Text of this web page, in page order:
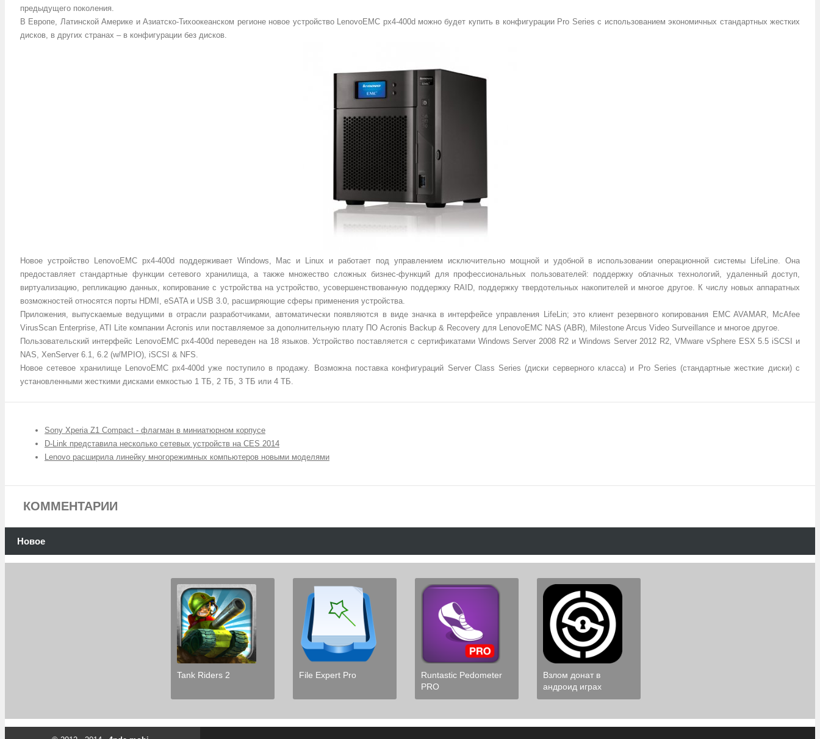
предыдущего поколения.
В Европе, Латинской Америке и Азиатско-Тихоокеанском регионе новое устройство LenovoEMC px4-400d можно будет купить в конфигурации Pro Series с использованием экономичных стандартных жестких
дисков, в других странах – в конфигурации без дисков.
Новое устройство LenovoEMC px4-400d поддерживает Windows, Mac и Linux и работает под управлением исключительно мощной и удобной в использовании операционной системы LifeLine. Она
предоставляет стандартные функции сетевого хранилища, а также множество сложных бизнес-функций для профессиональных пользователей: поддержку облачных технологий, удаленный доступ,
виртуализацию, репликацию данных, копирование с устройства на устройство, усовершенствованную поддержку RAID, поддержку твердотельных накопителей и многое другое. К числу новых аппаратных
возможностей относятся порты HDMI, eSATA и USB 3.0, расширяющие сферы применения устройства.
Приложения, выпускаемые ведущими в отрасли разработчиками, автоматически появляются в виде значка в интерфейсе управления LifeLin; это клиент резервного копирования EMC AVAMAR, McAfee
VirusScan Enterprise, ATI Lite компании Acronis или поставляемое за дополнительную плату ПО Acronis Backup & Recovery для LenovoEMC NAS (ABR), Milestone Arcus Video Surveillance и многое другое.
Пользовательский интерфейс LenovoEMC px4-400d переведен на 18 языков. Устройство поставляется с сертификатами Windows Server 2008 R2 и Windows Server 2012 R2, VMware vSphere ESX 5.5 iSCSI и
NAS, XenServer 6.1, 6.2 (w/MPIO), iSCSI & NFS.
Новое сетевое хранилище LenovoEMC px4-400d уже поступило в продажу. Возможна поставка конфигураций Server Class Series (диски серверного класса) и Pro Series (стандартные жесткие диски) с
установленными жесткими дисками емкостью 1 ТБ, 2 ТБ, 3 ТБ или 4 ТБ.
Sony Xperia Z1 Compact - флагман в миниатюрном корпусе
D-Link представила несколько сетевых устройств на CES 2014
Lenovo расширила линейку многорежимных компьютеров новыми моделями
КОММЕНТАРИИ
Новое
Tank Riders 2 File Expert Pro
Runtastic Pedometer
PRO
Взлом донат в
андроид играх